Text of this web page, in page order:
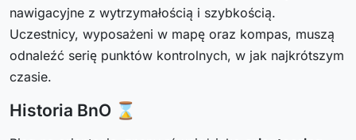
nawigacyjne z wytrzymałością i szybkością.
Uczestnicy, wyposażeni w mapę oraz kompas, muszą
odnaleźć serię punktów kontrolnych, w jak najkrótszym
czasie.
Historia BnO ⌛